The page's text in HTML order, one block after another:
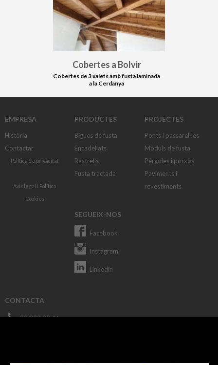
Cobertes a Bolvir
Cobertes de 3 xalets amb fusta laminada
a la Cerdanya
EMPRESA
Història
Contactar
Política de privacitat
Avis legal i Política
Cookies
PRODUCTES
Bigues de fusta
Encadellats
Rastrells
Fusta tractada
PROJECTES
Ponts i passarel·les
Mòduls de fusta
Pèrgoles i porxos
Paviments i
revestiments
SEGUEIX-NOS
Facebook
Instagram
Linkedin
CONTACTA
93 822 82 46